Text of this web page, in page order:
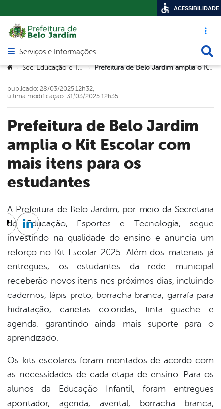
Acesso
Abrir menu principal de navegação
Serviços e Informações
Você está aqui:
> Sec. Educação e Tecnologia > Prefeitura de Belo Jardim amplia o Kit Escolar com mais itens para os estudantes
Prefeitura de Belo Jardim
amplia o Kit Escolar com
mais itens para os
estudantes
publicado: 28/03/2025 12h32,
última modificação: 31/03/2025 12h35
A Prefeitura de Belo Jardim, por meio da Secretaria
de Educação, Esportes e Tecnologia, segue
investindo na qualidade do ensino e anuncia um
reforço no Kit Escolar 2025. Além dos materiais já
entregues, os estudantes da rede municipal
receberão novos itens nos próximos dias, incluindo
cadernos, lápis preto, borracha branca, garrafa para
hidratação, canetas coloridas, tinta guache e
agenda, garantindo ainda mais suporte para o
aprendizado.
Os kits escolares foram montados de acordo com
as necessidades de cada etapa de ensino. Para os
alunos da Educação Infantil, foram entregues
apontador, agenda, avental, borracha branca,
TwitterLinkedin
ACESSIBILIDADE